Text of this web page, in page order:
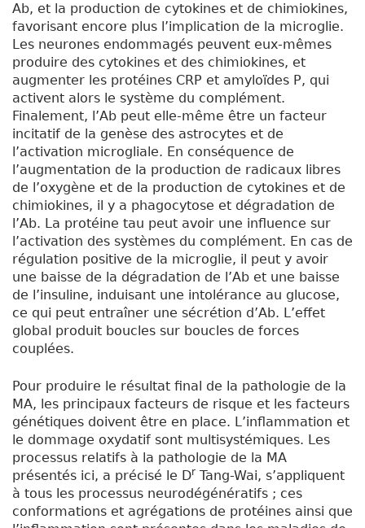
Ab, et la production de cytokines et de chimiokines,
favorisant encore plus l’implication de la microglie.
Les neurones endommagés peuvent eux-mêmes
produire des cytokines et des chimiokines, et
augmenter les protéines CRP et amyloïdes P, qui
activent alors le système du complément.
Finalement, l’Ab peut elle-même être un facteur
incitatif de la genèse des astrocytes et de
l’activation microgliale. En conséquence de
l’augmentation de la production de radicaux libres
de l’oxygène et de la production de cytokines et de
chimiokines, il y a phagocytose et dégradation de
l’Ab. La protéine tau peut avoir une influence sur
l’activation des systèmes du complément. En cas de
régulation positive de la microglie, il peut y avoir
une baisse de la dégradation de l’Ab et une baisse
de l’insuline, induisant une intolérance au glucose,
ce qui peut entraîner une sécrétion d’Ab. L’effet
global produit boucles sur boucles de forces
couplées.
Pour produire le résultat final de la pathologie de la
MA, les principaux facteurs de risque et les facteurs
génétiques doivent être en place. L’inflammation et
le dommage oxydatif sont multisystémiques. Les
processus relatifs à la pathologie de la MA
présentés ici, a précisé le Dr Tang-Wai, s’appliquent
à tous les processus neurodégénératifs ; ces
conformations et agrégations de protéines ainsi que